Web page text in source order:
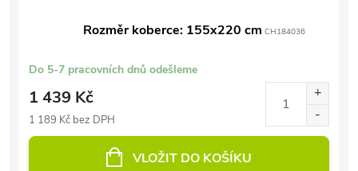
Rozměr koberce: 155x220 cm CH184036
Do 5-7 pracovních dnů odešleme
1 439 Kč
1 189 Kč bez DPH
VLOŽIT DO KOŠÍKU